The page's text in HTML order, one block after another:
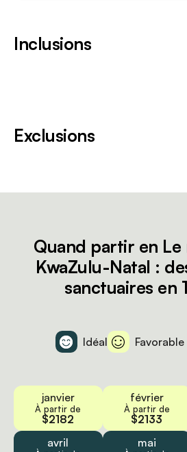
Inclusions
Exclusions
Quand partir en
KwaZulu-Natal :
sanctuaires en
Idéal Favorable
janvier
À partir de
$2182
février
À partir de
$2133
avril
mai